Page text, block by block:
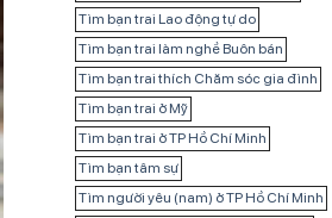
Tìm bạn trai Lao động tự do
Tìm bạn trai làm nghề Buôn bán
Tìm bạn trai thích Chăm sóc gia đình
Tìm bạn trai ở Mỹ
Tìm bạn trai ở TP Hồ Chí Minh
Tìm bạn tâm sự
Tìm người yêu (nam) ở TP Hồ Chí Minh